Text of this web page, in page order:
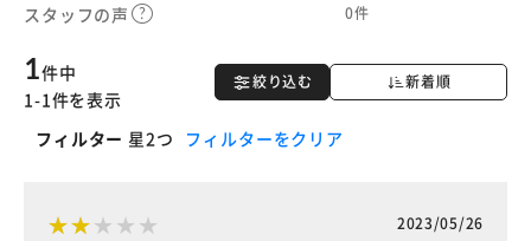
スタッフの声 0件
絞り込む 新着順
1件中
1-1件を表示
フィルター 星2つ フィルターをクリア
2023/05/26